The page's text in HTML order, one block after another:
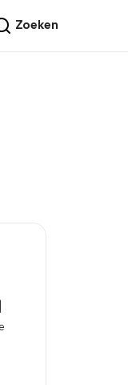
Zoeken